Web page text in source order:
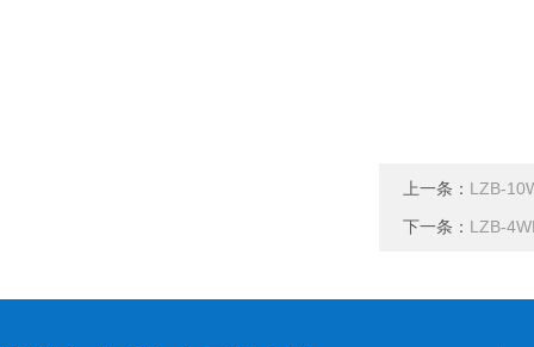
上一条： LZB-
下一条： LZB-